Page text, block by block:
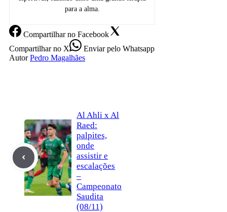
para a alma.
Compartilharno Facebook
Compartilharno X Enviarpelo Whatsapp
Autor Pedro Magalhães
Al Ahli x Al
Raed:
palpites,
onde
assistir e
escalações
–
Campeonato
Saudita
(08/11)